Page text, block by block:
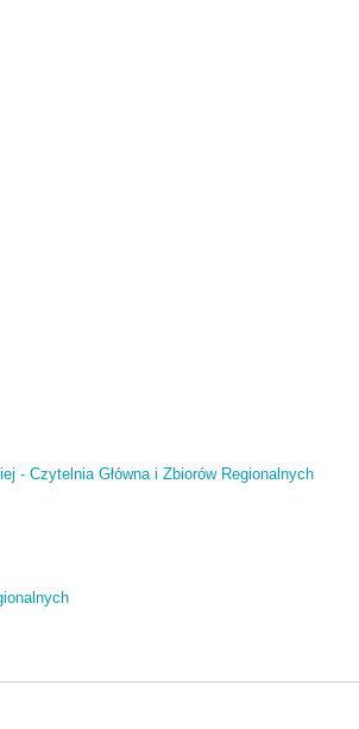
- Czytelnia Główna i Zbiorów Regionalnych